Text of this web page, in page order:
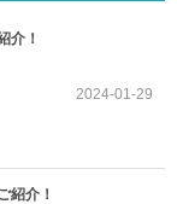
介！
2024-01-29
紹介！